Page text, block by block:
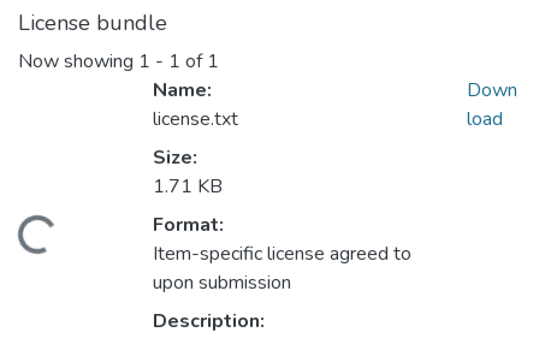
License bundle
Now showing 1 - 1 of 1
Loading...
Name:
license.txt
Size:
1.71 KB
Format:
Item-specific license agreed to
upon submission
Description:
Down
load